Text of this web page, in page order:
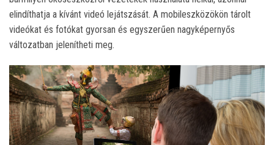
elindíthatja a kívánt videó lejátszását. A mobileszközökön tárolt
videókat és fotókat gyorsan és egyszerűen nagyképernyős
változatban jelenítheti meg.